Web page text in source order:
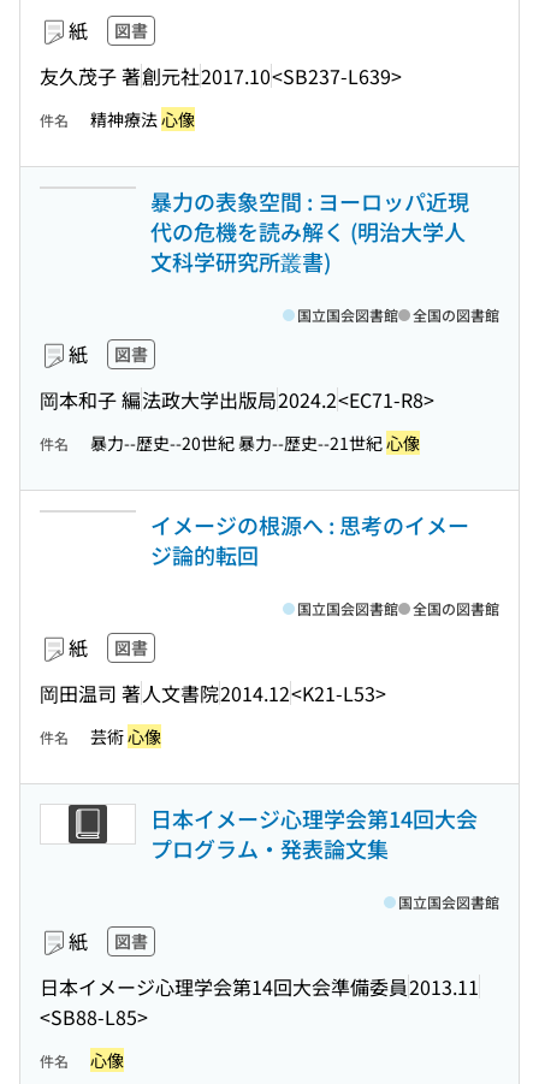
紙 図書
友久茂子 著創元社2017.10<SB237-L639>
件名 精神療法心像
暴力の表象空間 : ヨーロッパ近現
代の危機を読み解く (明治大学人
文科学研究所叢書)
紙 図書
岡本和子 編法政大学出版局2024.2<EC71-R8>
国立国会図書館 全国の図書館
件名 暴力--歴史--20世紀 暴力--歴史--21世紀心像
イメージの根源へ : 思考のイメー
ジ論的転回
紙 図書
岡田温司 著人文書院2014.12<K21-L53>
国立国会図書館 全国の図書館
件名 芸術心像
日本イメージ心理学会第14回大会
プログラム・発表論文集
紙 図書
日本イメージ心理学会第14回大会準備委員2013.11
<SB88-L85>
国立国会図書館
件名 心像